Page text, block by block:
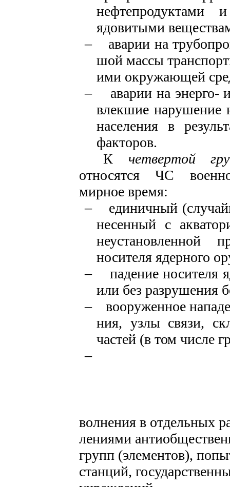
нефтепродуктами
ядовитыми
–
аварии на
шой массы
ими окружающей
–
аварии на
влекшие нарушение
насе­ления в
факторов.
К четвертой
относят­ся ЧС
мирное время:
–
единичный
несенный с
неуста­новленной
носителя ядерно­го
–
падение носителя
или без разрушения
–
вооруженное
ния, узлы связи,
частей (в том числе
–
волнения в отдельных
лениями
групп (элементов),
станций,